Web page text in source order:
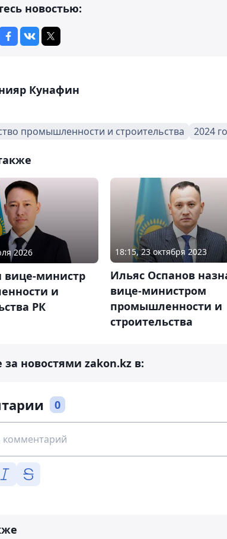
новостью:
Кунафин
промышленности и строительства 2024
2026
вице-министр
и
РК
18:15, 23 октября 2023
Ильяс Оспанов
вице-министром
промышленности и
строительства
за новостями zakon.kz в:
0